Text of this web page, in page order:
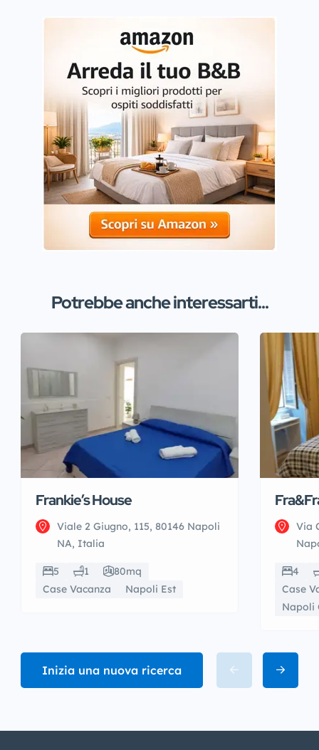
Potrebbe anche interessarti...
Frankie’s House
Viale 2 Giugno, 115, 80146 Napoli
NA, Italia
5 1
80mq
Case Vacanza
Napoli Est
Via
4
Case
Napoli
Inizia una nuova ricerca